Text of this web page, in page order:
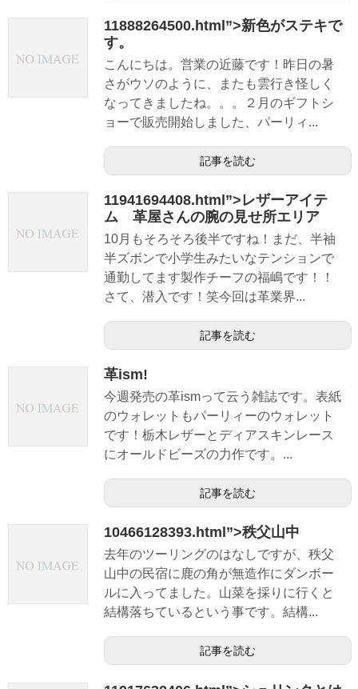
11888264500.html”>新色がステキで
す。
こんにちは。営業の近藤です！昨日の暑
さがウソのように、またも雲行き怪しく
なってきましたね。。。２月のギフトシ
ョーで販売開始しました、パーリィ...
記事を読む
11941694408.html”>レザーアイテ
ム 革屋さんの腕の見せ所エリア
10月もそろそろ後半ですね！まだ、半袖
半ズボンで小学生みたいなテンションで
通勤してます製作チーフの福嶋です！！
さて、潜入です！笑今回は革業界...
記事を読む
革ism!
今週発売の革ismって云う雑誌です。表紙
のウォレットもパーリィーのウォレット
です！栃木レザーとディアスキンレース
にオールドビーズの力作です。...
記事を読む
10466128393.html”>秩父山中
去年のツーリングのはなしですが、秩父
山中の民宿に鹿の角が無造作にダンボー
ルに入ってました。山菜を採りに行くと
結構落ちているという事です。結構...
記事を読む